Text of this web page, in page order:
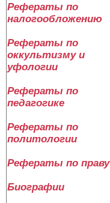
Рефераты по
налогообложению
Рефераты по
оккультизму и
уфологии
Рефераты по
педагогике
Рефераты по
политологии
Рефераты по праву
Биографии